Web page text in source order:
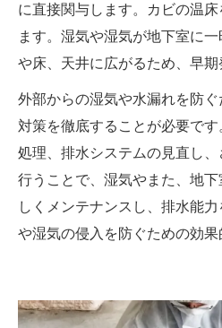
に直接関与します。カビの温
ます。湿気や湿気が地下室に
や床、天井に広がるため、早期
外部からの湿気や水漏れを防
対策を徹底することが必要で
処理、排水システムの見直し
行うことで、湿気やまた、地
しくメンテナンスし、排水能
や湿気の侵入を防ぐための効果